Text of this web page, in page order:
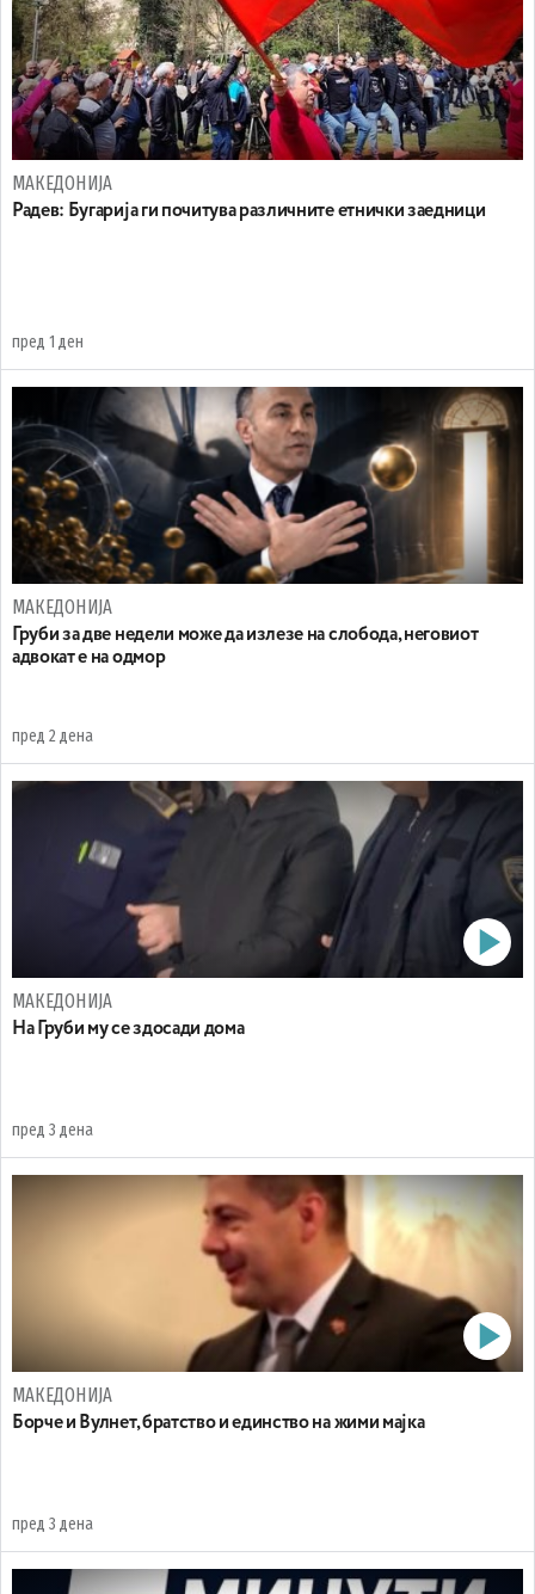
МАКЕДОНИЈА
Радев: Бугарија ги почитува различните етнички заедници
пред 1 ден
МАКЕДОНИЈА
Груби за две недели може да излезе на слобода, неговиот
адвокат е на одмор
пред 2 дена
МАКЕДОНИЈА
На Груби му се здосади дома
пред 3 дена
МАКЕДОНИЈА
Борче и Вулнет, братство и единство на жими мајка
пред 3 дена